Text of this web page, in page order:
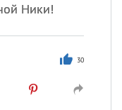
Ники!
30